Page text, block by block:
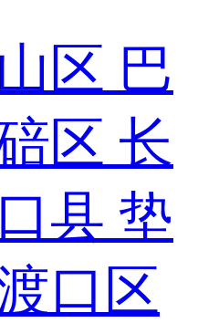
区 巴
区 长
县 垫
口区